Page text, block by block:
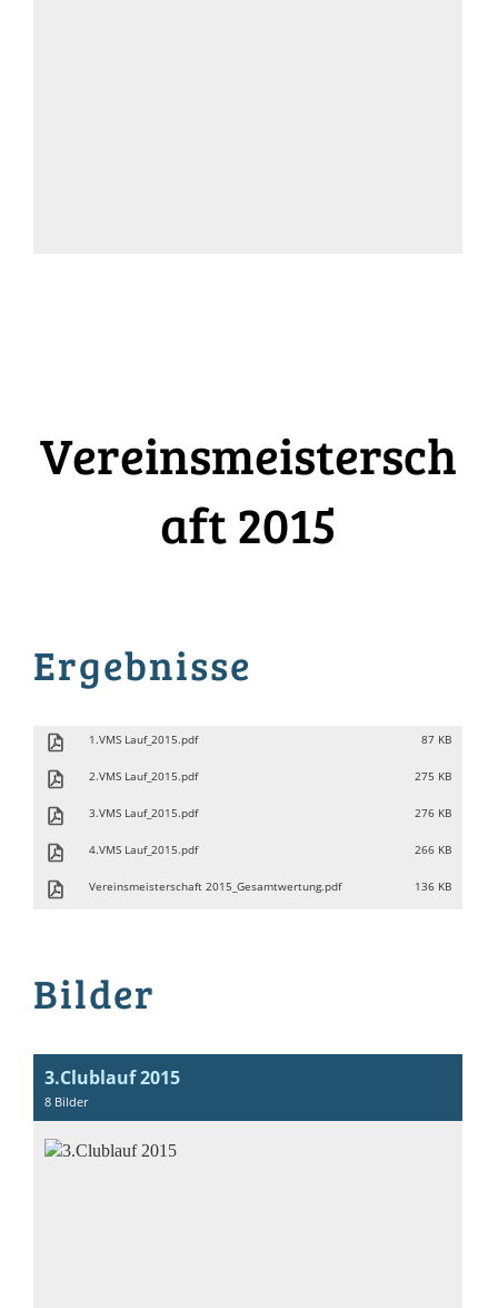
Vereinsmeistersch
aft 2015
Ergebnisse
1.VMS Lauf_2015.pdf 87 KB
2.VMS Lauf_2015.pdf 275 KB
3.VMS Lauf_2015.pdf 276 KB
4.VMS Lauf_2015.pdf 266 KB
Vereinsmeisterschaft 2015_Gesamtwertung.pdf 136 KB
Bilder
3.Clublauf 2015
8 Bilder